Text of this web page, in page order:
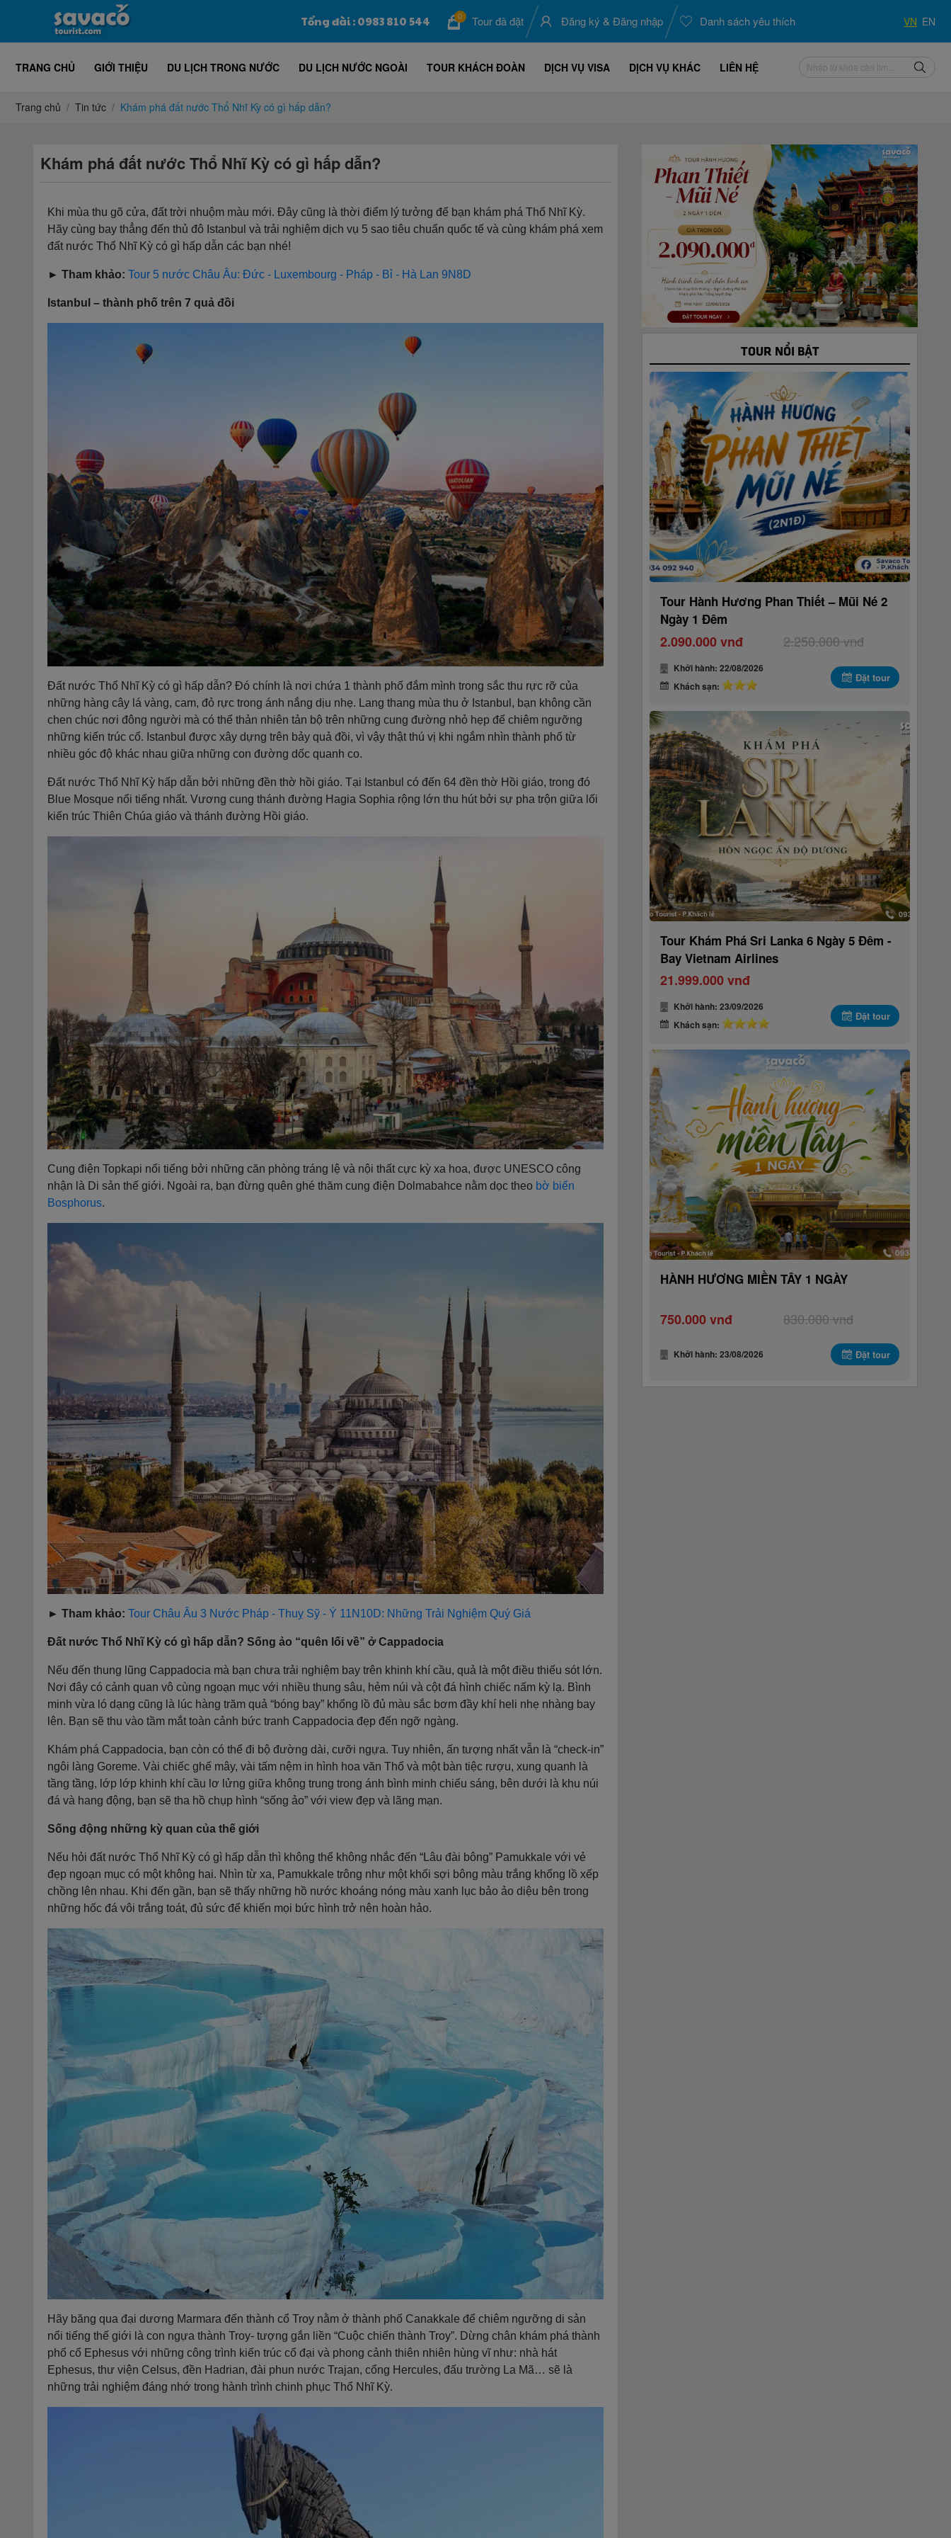
Tổng đài : 0983 810 544 0 Tour đã đặt Đăng ký &Đăng nhập Danh sách yêu thích VN EN
TRANG CHỦ GIỚI THIỆU DU LỊCH TRONG NƯỚC DU LỊCH NƯỚC NGOÀI TOUR KHÁCH ĐOÀN DỊCH VỤ VISA DỊCH VỤ KHÁC LIÊN HỆ
Trang chủ Tin tức Khám phá đất nước Thổ Nhĩ Kỳ có gì hấp dẫn?
Khám phá đất nước Thổ Nhĩ Kỳ có gì hấp dẫn?
Khi mùa thu gõ cửa, đất trời nhuộm màu mới. Đây cũng là thời điểm lý tưởng để bạn khám phá Thổ Nhĩ Kỳ.
Hãy cùng bay thẳng đến thủ đô Istanbul và trải nghiệm dịch vụ 5 sao tiêu chuẩn quốc tế và cùng khám phá xem
đất nước Thổ Nhĩ Kỳ có gì hấp dẫn các bạn nhé!
► Tham khảo: Tour 5 nước Châu Âu: Đức - Luxembourg - Pháp - Bỉ - Hà Lan 9N8D
Istanbul – thành phố trên 7 quả đồi
Đất nước Thổ Nhĩ Kỳ có gì hấp dẫn? Đó chính là nơi chứa 1 thành phố đắm mình trong sắc thu rực rỡ của
những hàng cây lá vàng, cam, đỏ rực trong ánh nắng dịu nhẹ. Lang thang mùa thu ở Istanbul, bạn không cần
chen chúc nơi đông người mà có thể thản nhiên tản bộ trên những cung đường nhỏ hẹp để chiêm ngưỡng
những kiến trúc cổ. Istanbul được xây dựng trên bảy quả đồi, vì vậy thật thú vị khi ngắm nhìn thành phố từ
nhiều góc độ khác nhau giữa những con đường dốc quanh co.
Đất nước Thổ Nhĩ Kỳ hấp dẫn bởi những đền thờ hồi giáo. Tại Istanbul có đến 64 đền thờ Hồi giáo, trong đó
Blue Mosque nổi tiếng nhất. Vương cung thánh đường Hagia Sophia rộng lớn thu hút bởi sự pha trộn giữa lối
kiến trúc Thiên Chúa giáo và thánh đường Hồi giáo.
Cung điện Topkapi nổi tiếng bởi những căn phòng tráng lệ và nội thất cực kỳ xa hoa, được UNESCO công
nhận là Di sản thế giới. Ngoài ra, bạn đừng quên ghé thăm cung điện Dolmabahce nằm dọc theo bờ biển
Bosphorus.
► Tham khảo: Tour Châu Âu 3 Nước Pháp - Thuỵ Sỹ - Ý 11N10D: Những Trải Nghiệm Quý Giá
Đất nước Thổ Nhĩ Kỳ có gì hấp dẫn? Sống ảo “quên lối về” ở Cappadocia
Nếu đến thung lũng Cappadocia mà bạn chưa trải nghiệm bay trên khinh khí cầu, quả là một điều thiếu sót lớn.
Nơi đây có cảnh quan vô cùng ngoạn mục với nhiều thung sâu, hẻm núi và cột đá hình chiếc nấm kỳ lạ. Bình
minh vừa ló dạng cũng là lúc hàng trăm quả “bóng bay” khổng lồ đủ màu sắc bơm đầy khí heli nhẹ nhàng bay
lên. Bạn sẽ thu vào tầm mắt toàn cảnh bức tranh Cappadocia đẹp đến ngỡ ngàng.
Khám phá Cappadocia, bạn còn có thể đi bộ đường dài, cưỡi ngựa. Tuy nhiên, ấn tượng nhất vẫn là “check-in”
ngôi làng Goreme. Vài chiếc ghế mây, vài tấm nệm in hình hoa văn Thổ và một bàn tiệc rượu, xung quanh là
tầng tầng, lớp lớp khinh khí cầu lơ lửng giữa không trung trong ánh bình minh chiếu sáng, bên dưới là khu núi
đá và hang động, bạn sẽ tha hồ chụp hình “sống ảo” với view đẹp và lãng mạn.
Sống động những kỳ quan của thế giới
Nếu hỏi đất nước Thổ Nhĩ Kỳ có gì hấp dẫn thì không thể không nhắc đến “Lâu đài bông” Pamukkale với vẻ
đẹp ngoạn mục có một không hai. Nhìn từ xa, Pamukkale trông như một khối sợi bông màu trắng khổng lồ xếp
chồng lên nhau. Khi đến gần, bạn sẽ thấy những hồ nước khoáng nóng màu xanh lục bảo ảo diệu bên trong
những hốc đá vôi trắng toát, đủ sức để khiến mọi bức hình trở nên hoàn hảo.
Hãy băng qua đại dương Marmara đến thành cổ Troy nằm ở thành phố Canakkale để chiêm ngưỡng di sản
nổi tiếng thế giới là con ngựa thành Troy- tượng gắn liền “Cuộc chiến thành Troy”. Dừng chân khám phá thành
phố cổ Ephesus với những công trình kiến trúc cổ đại và phong cảnh thiên nhiên hùng vĩ như: nhà hát
Ephesus, thư viện Celsus, đền Hadrian, đài phun nước Trajan, cổng Hercules, đấu trường La Mã… sẽ là
những trải nghiệm đáng nhớ trong hành trình chinh phục Thổ Nhĩ Kỳ.
TOUR NỔI BẬT
Tour Hành Hương Phan Thiết – Mũi Né 2
Ngày 1 Đêm
2.090.000 vnđ 2.250.000 vnđ
Khởi hành: 22/08/2026
Khách sạn:
Đặt tour
Tour Khám Phá Sri Lanka 6 Ngày 5 Đêm -
Bay Vietnam Airlines
21.999.000 vnđ
Khởi hành: 23/09/2026
Khách sạn:
Đặt tour
HÀNH HƯƠNG MIỀN TÂY 1 NGÀY
750.000 vnđ 830.000 vnđ
Khởi hành: 23/08/2026 Đặt tour